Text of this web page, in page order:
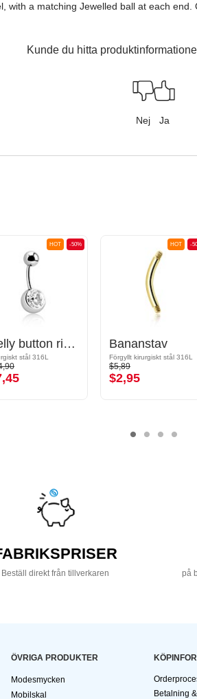
a matching Jewelled ball at each
Kunde du hitta
Nej Ja
-50%
HOT
Belly button ring (surgical steel, silver, shiny finish) med kristallsten
stål 316L
-
HOT
Bananstav
Förgyllt kirurgiskt stål 316L
$5,89
$2,95
Beställ direkt från tillverkaren på
ÖVRIGA PRODUKTER
Modesmycken
Mobilskal
Betalning